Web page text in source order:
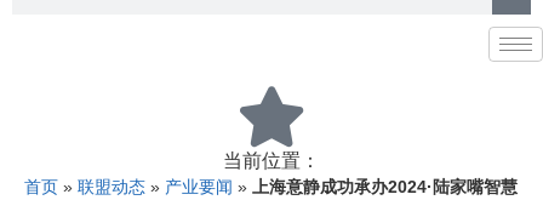
当前位置：
首页 » 联盟动态 » 产业要闻 »
上海意静成功承办2024·陆家嘴智慧